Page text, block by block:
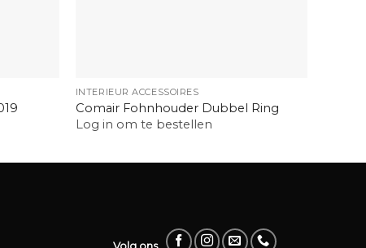
INTERIEUR ACCESSOIRES
Comair Fohnhouder Dubbel Ring
Log in om te bestellen